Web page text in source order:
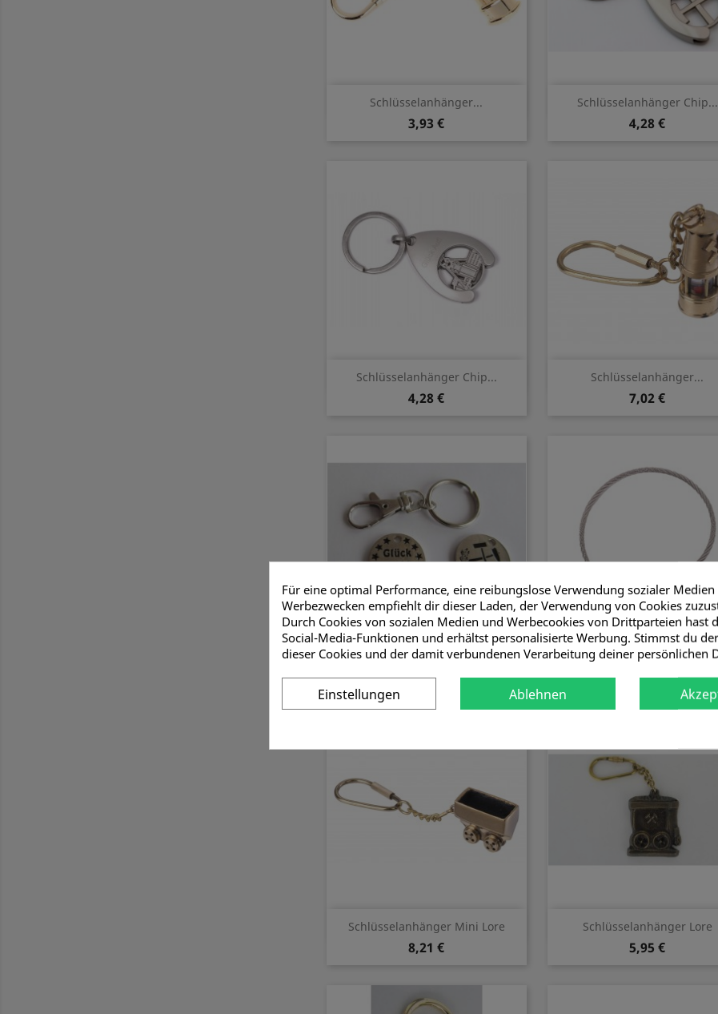
Schlüsselanhänger...
3,93 €
Vorschau Schlüsselanhänger Chip...
4,28 €
Vorschau
Schlüsselanhänger Chip...
4,28 €
Vorschau Schlüsselanhänger...
7,02 €
Vorschau
Schlüsselanhänger Chip...
Vorschau "Stahlseil" Schlüsselring
Vorschau
Schlüsselanhänger Mini Lore
8,21 €
Vorschau Schlüsselanhänger Lore
5,95 €
Vorschau
Für eine optimal Performance, eine reibungslose Verwendung sozialer Medien
Werbezwecken empfiehlt dir dieser Laden, der Verwendung von Cookies
Durch Cookies von sozialen Medien und Werbecookies von Drittparteien hast
Social-Media-Funktionen und erhältst personalisierte Werbung. Stimmst du
dieser Cookies und der damit verbundenen Verarbeitung deiner persönlichen
Einstellungen Ablehnen